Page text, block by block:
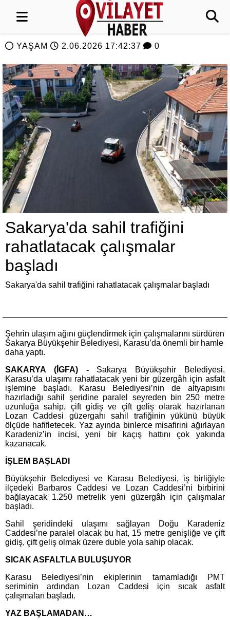
YAŞAM 2.06.2026 17:42:37 0
Sakarya'da sahil trafiğini
rahatlatacak çalışmalar
başladı
Sakarya'da sahil trafiğini rahatlatacak çalışmalar başladı
Şehrin ulaşım ağını güçlendirmek için çalışmalarını sürdüren
Sakarya Büyükşehir Belediyesi, Karasu’da önemli bir hamle
daha yaptı.
SAKARYA (İGFA) - Sakarya Büyükşehir Belediyesi,
Karasu’da ulaşımı rahatlatacak yeni bir güzergâh için asfalt
işlemine başladı. Karasu Belediyesi’nin de altyapısını
hazırladığı sahil şeridine paralel seyreden bin 250 metre
uzunluğa sahip, çift gidiş ve çift geliş olarak hazırlanan
Lozan Caddesi güzergahı sahil trafiğinin yükünü büyük
ölçüde hafifletecek. Yaz ayında binlerce misafirini ağırlayan
Karadeniz’in incisi, yeni bir kaçış hattını çok yakında
kazanacak.
İŞLEM BAŞLADI
Büyükşehir Belediyesi ve Karasu Belediyesi, iş birliğiyle
ilçedeki Barbaros Caddesi ve Lozan Caddesi’ni birbirini
bağlayacak 1.250 metrelik yeni güzergâh için çalışmalar
başladı.
Sahil şeridindeki ulaşımı sağlayan Doğu Karadeniz
Caddesi’ne paralel olacak bu hat, 15 metre genişliğe ve çift
gidiş, çift geliş olmak üzere duble yola sahip olacak.
SICAK ASFALTLA BULUŞUYOR
Karasu Belediyesi’nin ekiplerinin tamamladığı PMT
seriminin ardından
Lozan Caddesi için sıcak asfalt
çalışmaları başladı.
YAZ BAŞLAMADAN…